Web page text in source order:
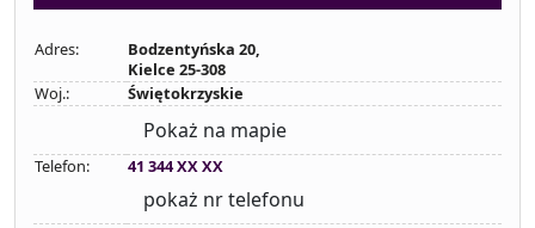
Adres:
Bodzentyńska 20,
Kielce 25-308
Woj.:
Świętokrzyskie
Pokaż na mapie
Telefon: 41 344 XX XX
pokaż nr telefonu